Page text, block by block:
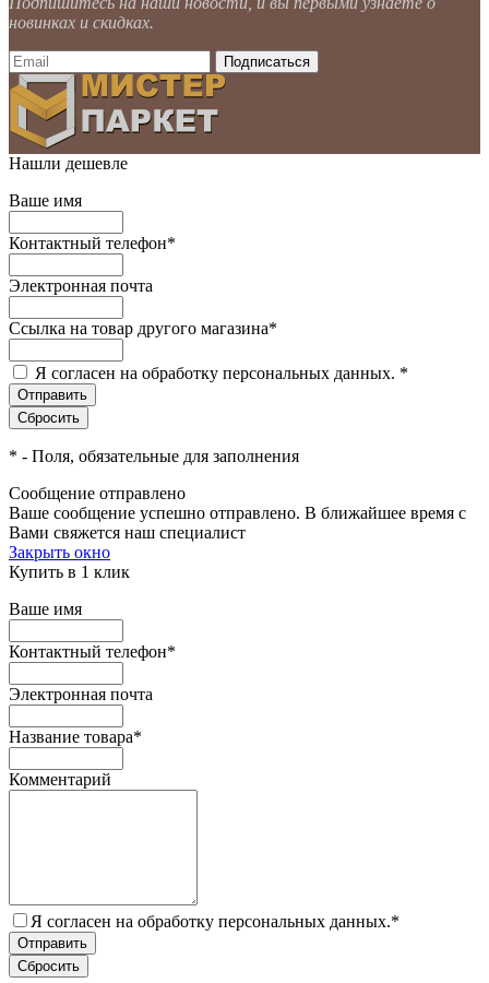
новинках и скидках.
Нашли дешевле
Ваше имя
Контактный телефон*
Электронная почта
Ссылка на товар другого магазина*
Я согласен на обработку персональных данных. *
* - Поля, обязательные для заполнения
Сообщение отправлено
Ваше сообщение успешно отправлено. В ближайшее время с
Вами свяжется наш специалист
Закрыть окно
Купить в 1 клик
Ваше имя
Контактный телефон*
Электронная почта
Название товара*
Комментарий
Я согласен на обработку персональных данных.*